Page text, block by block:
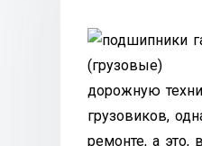
дорожную
грузовиков,
ремонте, а